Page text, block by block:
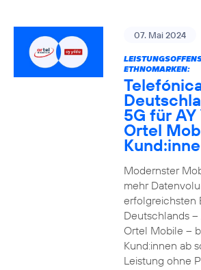
07. Mai 2024
ETHNOMARKEN:
5G für
Ortel
Modernster
mehr
erfolgreichsten
Deutschlands –
Ortel Mobile –
Kund:innen ab
Leistung ohne